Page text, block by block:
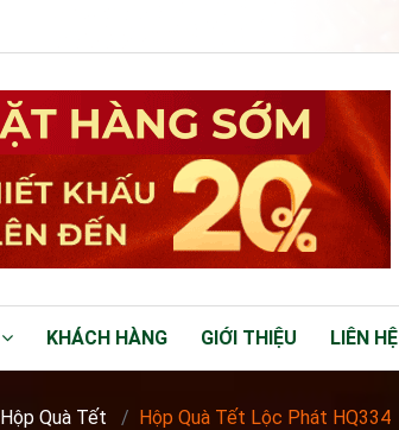
KHÁCH HÀNG GIỚI THIỆU LIÊN HỆ
Hộp Quà Tết Hộp Quà Tết Lộc Phát HQ334